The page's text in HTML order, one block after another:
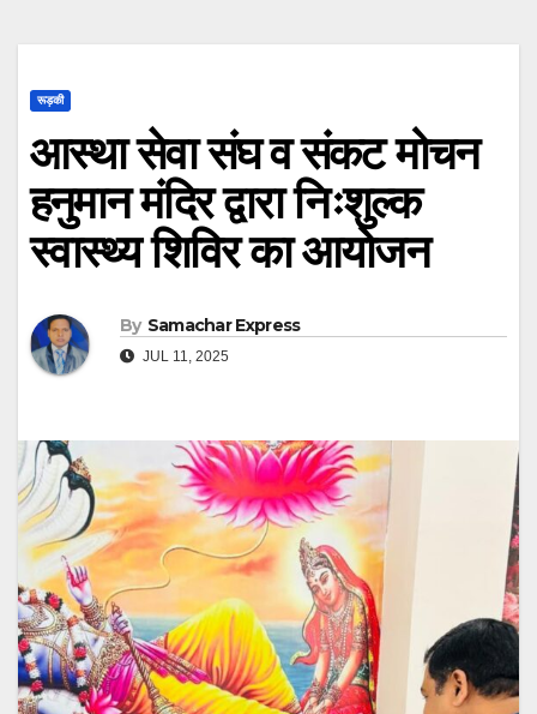
रूड़की
आस्था सेवा संघ व संकट मोचन
हनुमान मंदिर द्वारा निःशुल्क
स्वास्थ्य शिविर का आयोजन
By Samachar Express
JUL 11, 2025